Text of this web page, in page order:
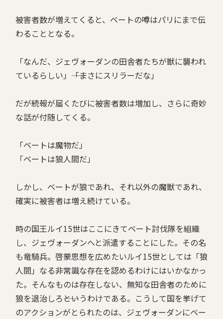
被害者数が増えてくると、ベートの噂はパリにまで伝
わることとなる。
「なんだ、ジェヴォーダンの田舎者たちが獣に襲われ
ているらしい」――「まさにスリラーだな」
だが続報が届くたびに被害者数は増加し、さらに奇妙
な話が付随してくる。
「ベートは魔物だ」
「ベートは狼人間だ」
しかし、ベートが狼であれ、それ以外の魔獣であれ、
確実に被害者は増え続けている。
時の国王ルイ15世はここにきてベート討伐隊を組織
し、ジェヴォーダンへと派遣することにした。その名
も竜騎兵。啓蒙思想を広めたいルイ15世としては「狼
人間」なる非常識な存在を認めるわけにはいかなかっ
た。そんなものは存在しない、無知な田舎者のために
狼を退治しろ――というわけである。こうして国を挙げて
のアクションがとられたのは、ジェヴォーダンにベー